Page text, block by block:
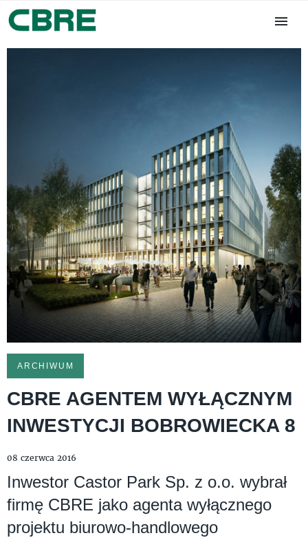
ARCHIWUM
CBRE AGENTEM WYŁĄCZNYM
INWESTYCJI BOBROWIECKA 8
08 czerwca 2016
Inwestor Castor Park Sp. z o.o. wybrał
firmę CBRE jako agenta wyłącznego
projektu biurowo-handlowego